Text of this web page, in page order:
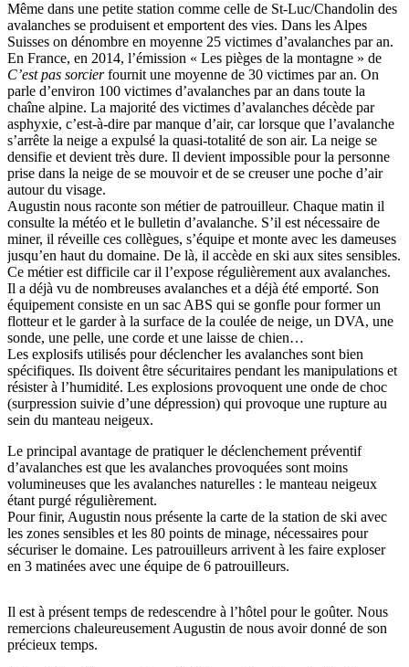
Même dans une petite station comme celle de St-Luc/Chandolin des
avalanches se produisent et emportent des vies. Dans les Alpes
Suisses on dénombre en moyenne 25 victimes d’avalanches par an.
En France, en 2014, l’émission « Les pièges de la montagne » de
C’est pas sorcierfournit une moyenne de 30 victimes par an. On
parle d’environ 100 victimes d’avalanches par an dans toute la
chaîne alpine. La majorité des victimes d’avalanches décède par
asphyxie, c’est-à-dire par manque d’air, car lorsque que l’avalanche
s’arrête la neige a expulsé la quasi-totalité de son air. La neige se
densifie et devient très dure. Il devient impossible pour la personne
prise dans la neige de se mouvoir et de se creuser une poche d’air
autour du visage.
Augustin nous raconte son métier de patrouilleur. Chaque matin il
consulte la météo et le bulletin d’avalanche. S’il est nécessaire de
miner, il réveille ces collègues, s’équipe et monte avec les dameuses
jusqu’en haut du domaine. De là, il accède en ski aux sites sensibles.
Ce métier est difficile car il l’expose régulièrement aux avalanches.
Il a déjà vu de nombreuses avalanches et a déjà été emporté. Son
équipement consiste en un sac ABS qui se gonfle pour former un
flotteur et le garder à la surface de la coulée de neige, un DVA, une
sonde, une pelle, une corde et une laisse de chien…
Les explosifs utilisés pour déclencher les avalanches sont bien
spécifiques. Ils doivent être sécuritaires pendant les manipulations et
résister à l’humidité. Les explosions provoquent une onde de choc
(surpression suivie d’une dépression) qui provoque une rupture au
sein du manteau neigeux.
Le principal avantage de pratiquer le déclenchement préventif
d’avalanches est que les avalanches provoquées sont moins
volumineuses que les avalanches naturelles : le manteau neigeux
étant purgé régulièrement.
Pour finir, Augustin nous présente la carte de la station de ski avec
les zones sensibles et les 80 points de minage, nécessaires pour
sécuriser le domaine. Les patrouilleurs arrivent à les faire exploser
en 3 matinées avec une équipe de 6 patrouilleurs.
Il est à présent temps de redescendre à l’hôtel pour le goûter. Nous
remercions chaleureusement Augustin de nous avoir donné de son
précieux temps.